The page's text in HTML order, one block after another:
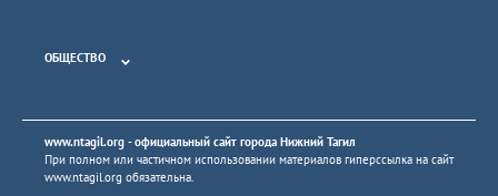
ОБЩЕСТВО
www.ntagil.org - официальный сайт города Нижний Тагил
При полном или частичном использовании материалов гиперссылка на сайт
www.ntagil.org обязательна.